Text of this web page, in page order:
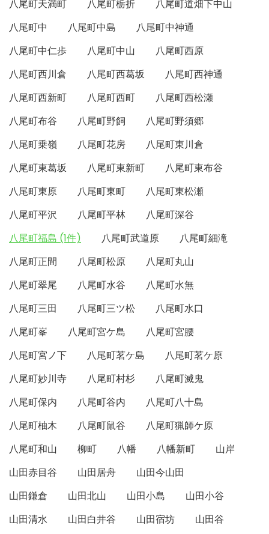
八尾町天満町
八尾町栃折
八尾町道畑下中山
八尾町中
八尾町中島
八尾町中神通
八尾町中仁歩
八尾町中山
八尾町西原
八尾町西川倉
八尾町西葛坂
八尾町西神通
八尾町西新町
八尾町西町
八尾町西松瀬
八尾町布谷
八尾町野飼
八尾町野須郷
八尾町乗嶺
八尾町花房
八尾町東川倉
八尾町東葛坂
八尾町東新町
八尾町東布谷
八尾町東原
八尾町東町
八尾町東松瀬
八尾町平沢
八尾町平林
八尾町深谷
八尾町福島 (1件)
八尾町武道原
八尾町細滝
八尾町正間
八尾町松原
八尾町丸山
八尾町翠尾
八尾町水谷
八尾町水無
八尾町三田
八尾町三ツ松
八尾町水口
八尾町峯
八尾町宮ケ島
八尾町宮腰
八尾町宮ノ下
八尾町茗ケ島
八尾町茗ケ原
八尾町妙川寺
八尾町村杉
八尾町滅鬼
八尾町保内
八尾町谷内
八尾町八十島
八尾町柚木
八尾町鼠谷
八尾町猟師ケ原
八尾町和山
柳町 八幡 八幡新町
山岸
山田赤目谷
山田居舟
山田今山田
山田鎌倉
山田北山 山田小島
山田小谷
山田清水
山田白井谷 山田宿坊
山田谷